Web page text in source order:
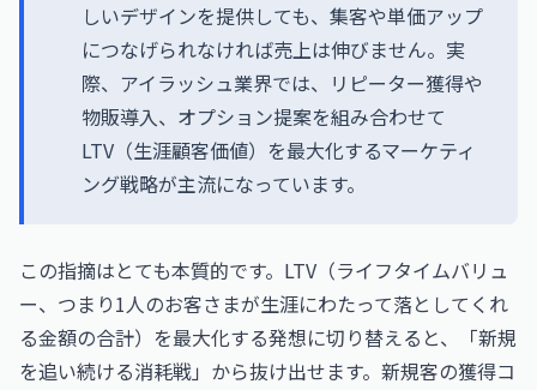
しいデザインを提供しても、集客や単価アップ
につなげられなければ売上は伸びません。実
際、アイラッシュ業界では、リピーター獲得や
物販導入、オプション提案を組み合わせて
LTV（生涯顧客価値）を最大化するマーケティ
ング戦略が主流になっています。
この指摘はとても本質的です。LTV（ライフタイムバリュ
ー、つまり1人のお客さまが生涯にわたって落としてくれ
る金額の合計）を最大化する発想に切り替えると、「新規
を追い続ける消耗戦」から抜け出せます。新規客の獲得コ